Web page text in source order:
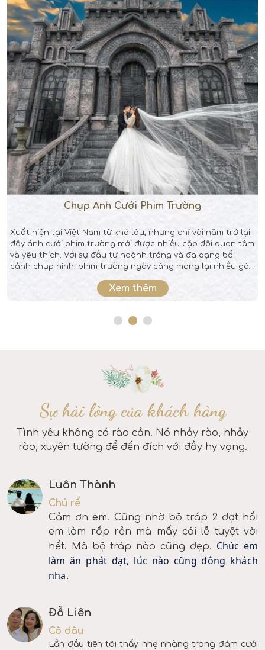
Chụp Ảnh Cưới Phim Trường
Xuất hiện tại Việt Nam từ khá lâu, nhưng chỉ vài năm trở lại
đây ảnh cưới phim trường mới được nhiều cặp đôi quan tâm
và yêu thích. Với sự đầu tư hoành tráng và đa dạng bối
cảnh chụp hình; phim trường ngày càng mang lại nhiều góc
Xem thêm
Sự hài lòng của khách hàng
Tình yêu không có rào cản. Nó nhảy rào, nhảy
rào, xuyên tường để đến đích với đầy hy vọng.
Luân Thành
Chú rể
Cảm ơn em. Cũng nhờ bộ tráp 2 đợt hối
em làm rốp rẻn mà mấy cái lễ tuyệt vời
hết. Mà bộ tráp nào cũng đẹp. Chúc em
làm ăn phát đạt, lúc nào cũng đông khách
nha.
Đỗ Liên
Cô dâu
Lần đầu tiên tôi thấy nhẹ nhàng trong đám cưới